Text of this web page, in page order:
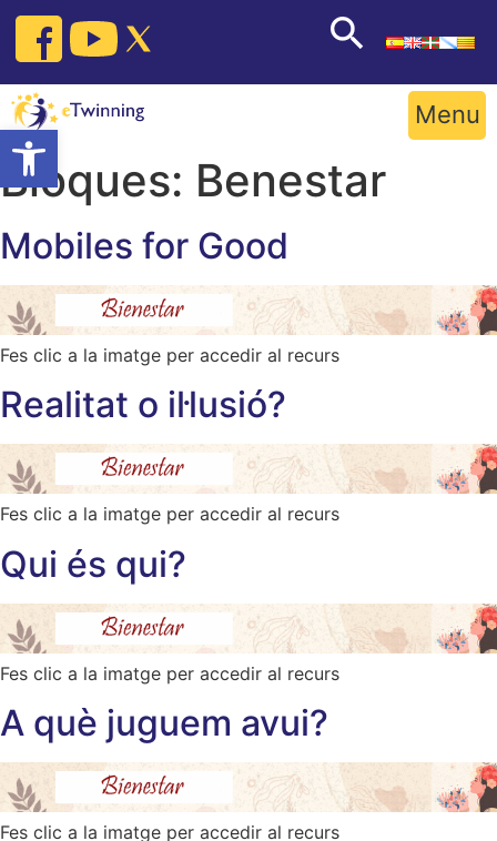
Open toolbar
Skip
content
Menu
Bloques: Benestar
Mobiles for Good
Fes clic a la imatge per accedir al recurs
Realitat o il·lusió?
Fes clic a la imatge per accedir al recurs
Qui és qui?
Fes clic a la imatge per accedir al recurs
A què juguem avui?
Fes clic a la imatge per accedir al recurs